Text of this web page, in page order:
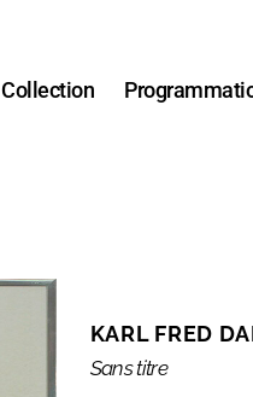
Collection
KARL FRED
Sans titre